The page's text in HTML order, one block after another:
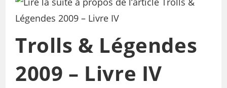
Trolls & Légendes
2009 – Livre IV